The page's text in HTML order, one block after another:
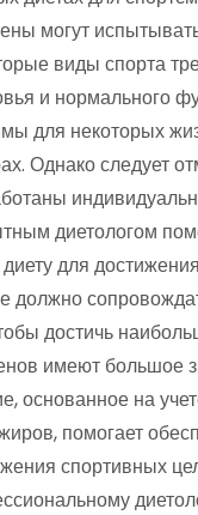
могут
виды спорта
и нормального
для некоторых
Однако следует
диетологом
для
должно
достичь
имеют большое
основанное на
помогает
спортивных